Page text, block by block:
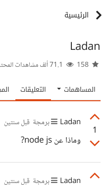
الرئيسية
Ladan
المساهمات التعليقات
1
Ladan برمجة قبل سنتين
وماذا عن node js?
Ladan برمجة قبل سنتين